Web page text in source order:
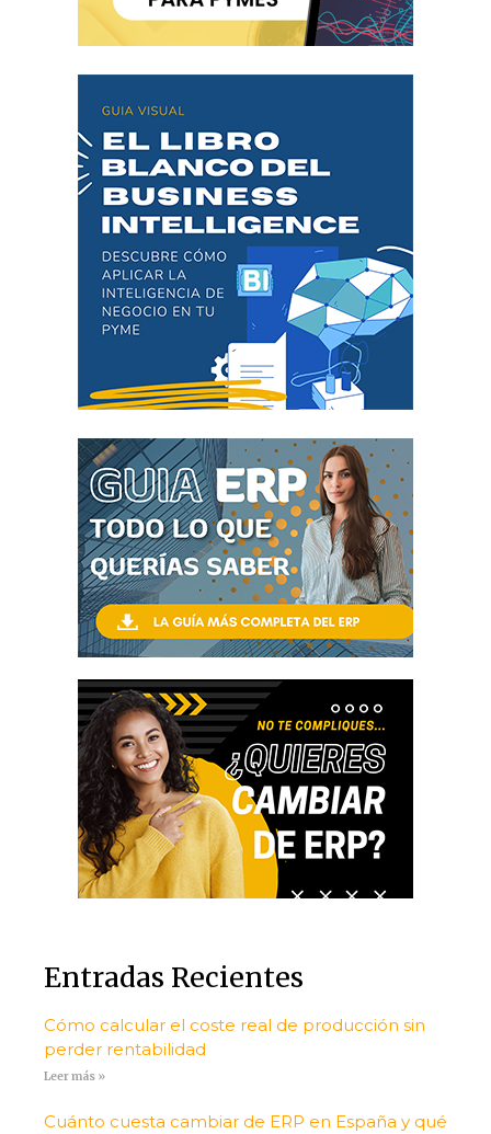
Entradas Recientes
Cómo calcular el coste real de producción sin
perder rentabilidad
Leer más »
Cuánto cuesta cambiar de ERP en España y qué